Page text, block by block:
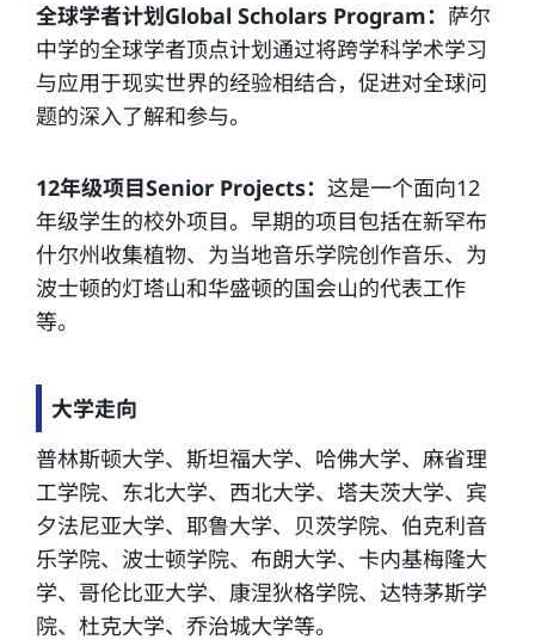
全球学者计划Global Scholars Program： 萨尔
中学的全球学者顶点计划通过将跨学科学术学习
与应用于现实世界的经验相结合，促进对全球问
题的深入了解和参与。
12年级项目Senior Projects： 这是一个面向12
年级学生的校外项目。早期的项目包括在新罕布
什尔州收集植物、为当地音乐学院创作音乐、为
波士顿的灯塔山和华盛顿的国会山的代表工作
等。
大学走向
普林斯顿大学、斯坦福大学、哈佛大学、麻省理
工学院、东北大学、西北大学、塔夫茨大学、宾
夕法尼亚大学、耶鲁大学、贝茨学院、伯克利音
乐学院、波士顿学院、布朗大学、卡内基梅隆大
学、哥伦比亚大学、康涅狄格学院、达特茅斯学
院、杜克大学、乔治城大学等。